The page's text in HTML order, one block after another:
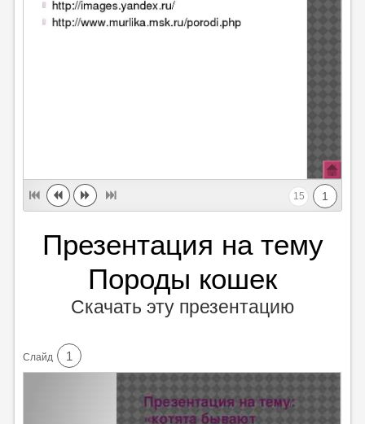
1
15
Презентация на тему
Породы кошек
Скачать эту презентацию
Cлайд 1